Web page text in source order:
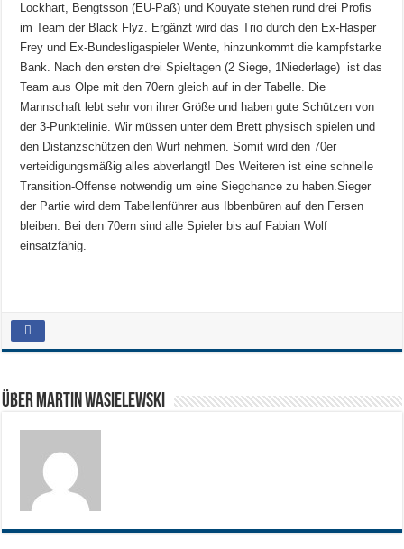
Lockhart, Bengtsson (EU-Paß) und Kouyate stehen rund drei Profis
im Team der Black Flyz. Ergänzt wird das Trio durch den Ex-Hasper
Frey und Ex-Bundesligaspieler Wente, hinzunkommt die kampfstarke
Bank. Nach den ersten drei Spieltagen (2 Siege, 1Niederlage) ist das
Team aus Olpe mit den 70ern gleich auf in der Tabelle. Die
Mannschaft lebt sehr von ihrer Größe und haben gute Schützen von
der 3-Punktelinie. Wir müssen unter dem Brett physisch spielen und
den Distanzschützen den Wurf nehmen. Somit wird den 70er
verteidigungsmäßig alles abverlangt! Des Weiteren ist eine schnelle
Transition-Offense notwendig um eine Siegchance zu haben.Sieger
der Partie wird dem Tabellenführer aus Ibbenbüren auf den Fersen
bleiben. Bei den 70ern sind alle Spieler bis auf Fabian Wolf
einsatzfähig.
Über Martin Wasielewski